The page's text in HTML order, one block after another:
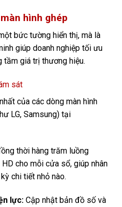
hình ghép
bức tường hiển thị, mà là
giúp doanh nghiệp tối ưu
tầm giá trị thương hiệu.
sát
của các dòng màn hình
LG, Samsung) tại
thời hàng trăm luồng
cho mỗi cửa sổ, giúp nhân
chi tiết nhỏ nào.
lực: Cập nhật bản đồ số và